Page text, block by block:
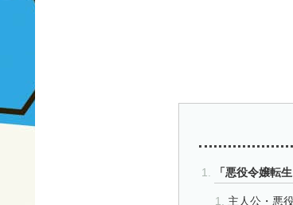
「悪役令嬢転
主人公・悪